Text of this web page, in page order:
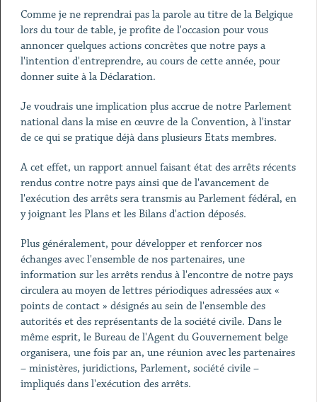
Comme je ne reprendrai pas la parole au titre de la Belgique
lors du tour de table, je profite de l'occasion pour vous
annoncer quelques actions concrètes que notre pays a
l'intention d'entreprendre, au cours de cette année, pour
donner suite à la Déclaration.
Je voudrais une implication plus accrue de notre Parlement
national dans la mise en œuvre de la Convention, à l'instar
de ce qui se pratique déjà dans plusieurs Etats membres.
A cet effet, un rapport annuel faisant état des arrêts récents
rendus contre notre pays ainsi que de l'avancement de
l'exécution des arrêts sera transmis au Parlement fédéral, en
y joignant les Plans et les Bilans d'action déposés.
Plus généralement, pour développer et renforcer nos
échanges avec l'ensemble de nos partenaires, une
information sur les arrêts rendus à l'encontre de notre pays
circulera au moyen de lettres périodiques adressées aux «
points de contact » désignés au sein de l'ensemble des
autorités et des représentants de la société civile. Dans le
même esprit, le Bureau de l'Agent du Gouvernement belge
organisera, une fois par an, une réunion avec les partenaires
– ministères, juridictions, Parlement, société civile –
impliqués dans l'exécution des arrêts.